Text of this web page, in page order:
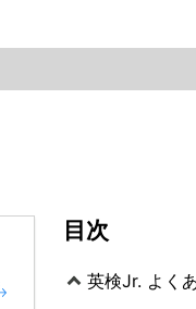
目次
英検Jr. よく